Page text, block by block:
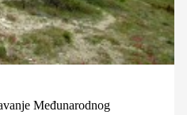
Međunarodnog